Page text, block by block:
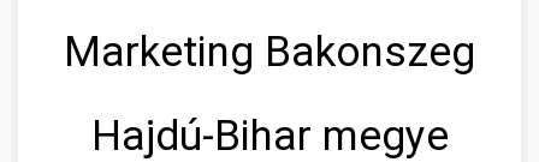
Marketing Bakonszeg
Hajdú-Bihar megye